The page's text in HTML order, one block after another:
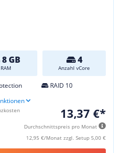
8 GB
RAM
4
Anzahl vCore
RAID 10
13,37 €*
Durchschnittspreis pro Monat
12,95 €/Monat zzgl. Setup 5,00 €